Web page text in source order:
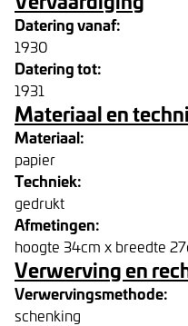
Datering vanaf:
1930
Datering tot:
1931
Materiaal en
Materiaal:
papier
Techniek:
gedrukt
Afmetingen:
hoogte 34cm x breedte
Verwerving en
Verwervingsmethode:
schenking